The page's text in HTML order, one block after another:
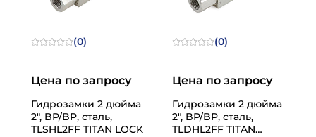
(0)
Цена по запросу
Гидрозамки 2 дюйма
2", BP/BP, сталь,
TLSHL2FF TITAN LOCK
(0)
Цена по запросу
Гидрозамки 2 дюйма
2", BP/BP, сталь,
TLDHL2FF TITAN